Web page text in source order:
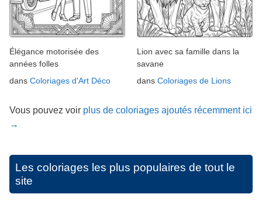
Élégance motorisée des
années folles
dans Coloriages d'Art Déco
Lion avec sa famille dans la
savane
dans Coloriages de Lions
Vous pouvez voir plus de coloriages ajoutés récemment ici
→
Les coloriages les plus populaires de tout le
site